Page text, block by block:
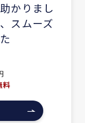
かりまし
スムーズ
料